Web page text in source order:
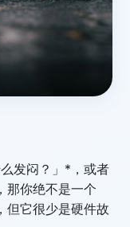
发闷？」*，或者
那你绝不是一个
但它很少是硬件故